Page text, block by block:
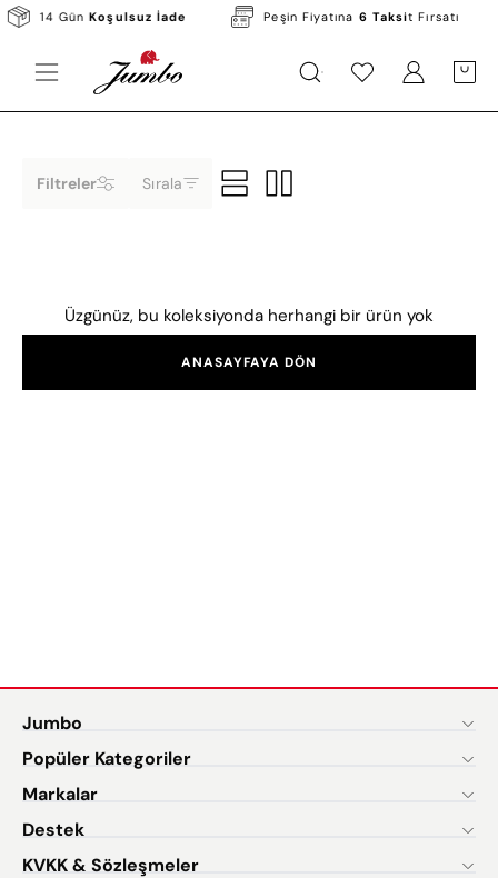
Skip
content
14 GünKoşulsuz İade Peşin Fiyatına6 Taksit Fırsatı
Open
navigation
KATEGORILERMARKALAR KAMPANYALAR Hesabım OPEN
Hesabım
Sırala
Filtreler
Üzgünüz, bu koleksiyonda herhangi bir ürün yok
ANASAYFAYA DÖN
Jumbo
Popüler Kategoriler
Markalar
Destek
KVKK & Sözleşmeler